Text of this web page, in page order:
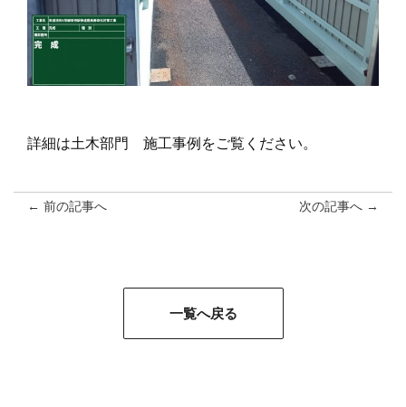
詳細は土木部門 施工事例をご覧ください。
← 前の記事へ 次の記事へ →
一覧へ戻る